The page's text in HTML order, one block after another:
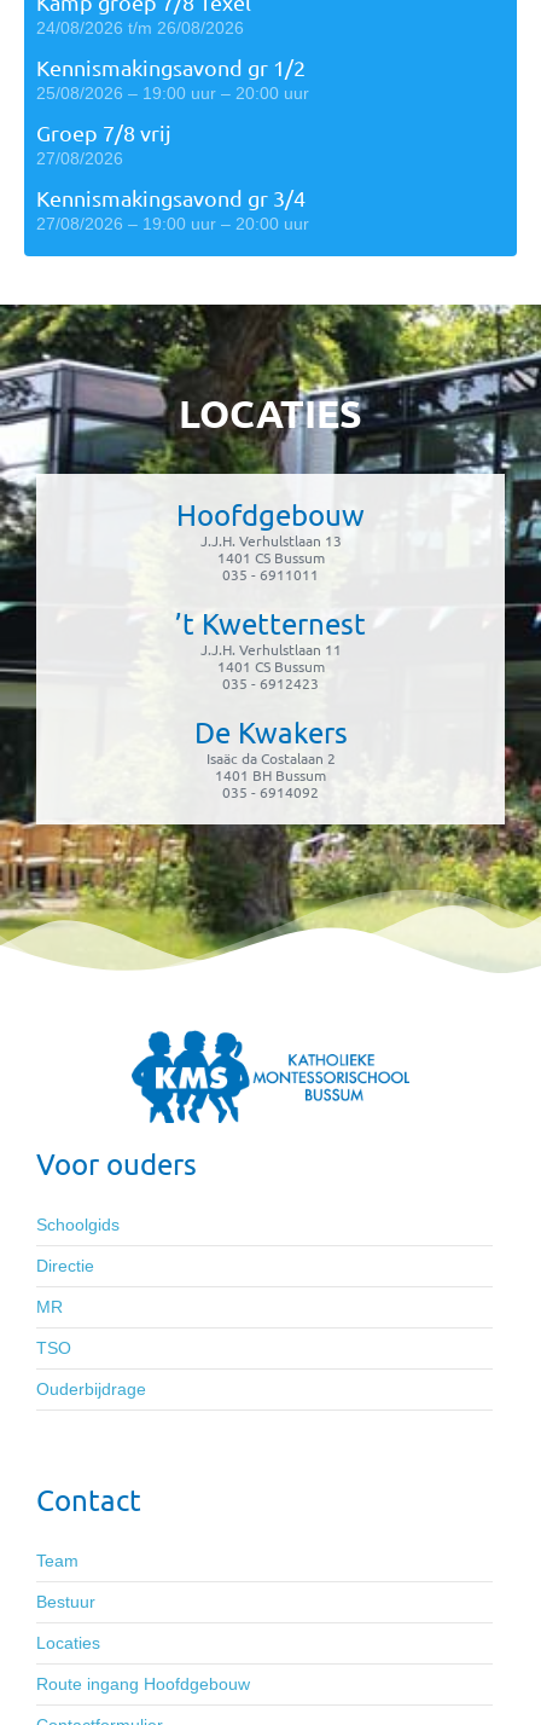
24/08/2026 t/m 26/08/2026
Kennismakingsavond gr 1/2
25/08/2026 – 19:00 uur – 20:00 uur
Groep 7/8 vrij
27/08/2026
Kennismakingsavond gr 3/4
27/08/2026 – 19:00 uur – 20:00 uur
LOCATIES
Hoofdgebouw
J.J.H. Verhulstlaan 13
1401 CS Bussum
035 - 6911011
’t Kwetternest
J.J.H. Verhulstlaan 11
1401 CS Bussum
035 - 6912423
De Kwakers
Isaäc da Costalaan 2
1401 BH Bussum
035 - 6914092
Voor ouders
Schoolgids
Directie
MR
TSO
Ouderbijdrage
Contact
Team
Bestuur
Locaties
Route ingang Hoofdgebouw